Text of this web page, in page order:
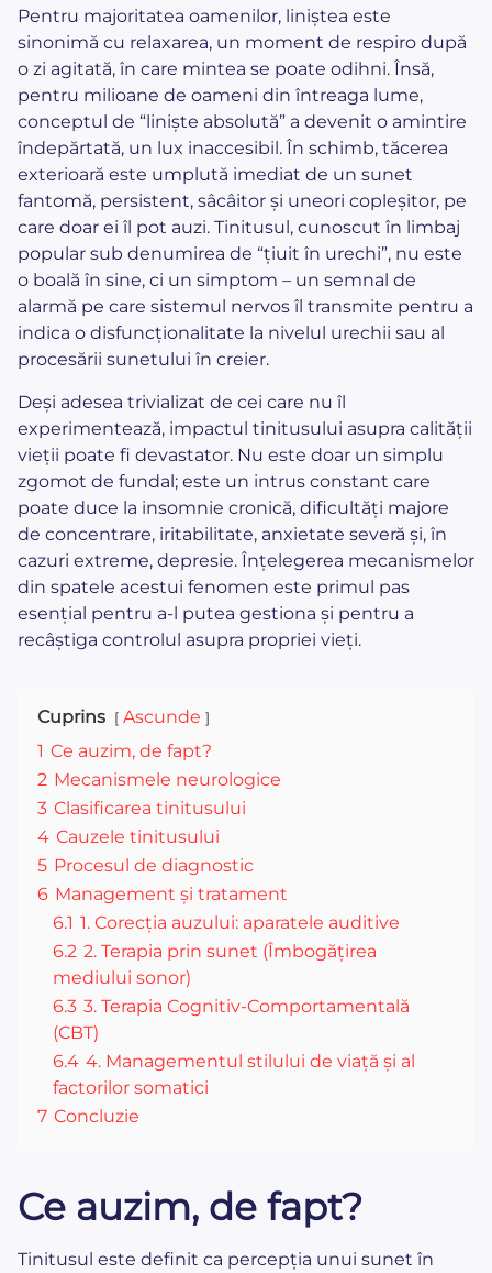
Pentru majoritatea oamenilor, liniștea este
sinonimă cu relaxarea, un moment de respiro după
o zi agitată, în care mintea se poate odihni. Însă,
pentru milioane de oameni din întreaga lume,
conceptul de “liniște absolută” a devenit o amintire
îndepărtată, un lux inaccesibil. În schimb, tăcerea
exterioară este umplută imediat de un sunet
fantomă, persistent, sâcâitor și uneori copleșitor, pe
care doar ei îl pot auzi. Tinitusul, cunoscut în limbaj
popular sub denumirea de “țiuit în urechi”, nu este
o boală în sine, ci un simptom – un semnal de
alarmă pe care sistemul nervos îl transmite pentru a
indica o disfuncționalitate la nivelul urechii sau al
procesării sunetului în creier.
Deși adesea trivializat de cei care nu îl
experimentează, impactul tinitusului asupra calității
vieții poate fi devastator. Nu este doar un simplu
zgomot de fundal; este un intrus constant care
poate duce la insomnie cronică, dificultăți majore
de concentrare, iritabilitate, anxietate severă și, în
cazuri extreme, depresie. Înțelegerea mecanismelor
din spatele acestui fenomen este primul pas
esențial pentru a-l putea gestiona și pentru a
recâștiga controlul asupra propriei vieți.
Cuprins
Ascunde
1 Ce auzim, de fapt?
2 Mecanismele neurologice
3 Clasificarea tinitusului
4 Cauzele tinitusului
5 Procesul de diagnostic
6 Management și tratament
6.1 1. Corecția auzului: aparatele auditive
6.2 2. Terapia prin sunet (Îmbogățirea
mediului sonor)
6.3 3. Terapia Cognitiv-Comportamentală
(CBT)
6.4 4. Managementul stilului de viață și al
factorilor somatici
7 Concluzie
Ce auzim, de fapt?
Tinitusul este definit ca percepția unui sunet în